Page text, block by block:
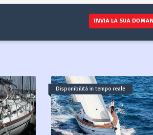
INVIA LA SUA
Disponibilità in tempo reale